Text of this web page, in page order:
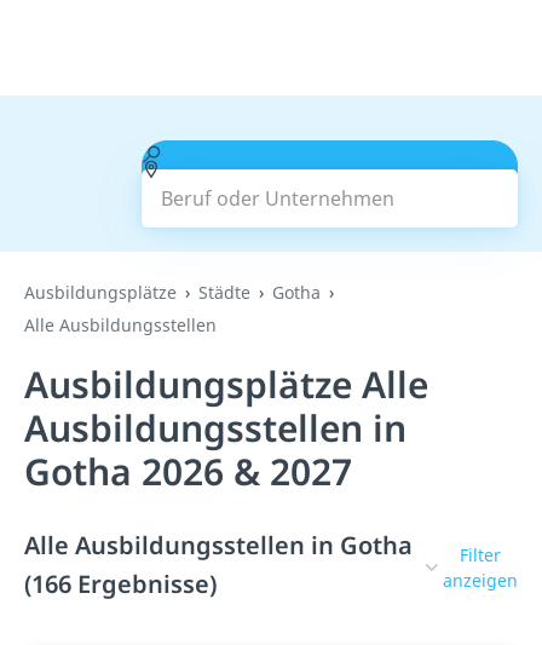
Beruf oder Unternehmen
Suchen
Ausbildungsplätze Städte
Gotha
Alle Ausbildungsstellen
Ausbildungsplätze Alle
Ausbildungsstellen in
Gotha 2026 & 2027
Alle Ausbildungsstellen in Gotha
(166 Ergebnisse)
Filter
anzeigen